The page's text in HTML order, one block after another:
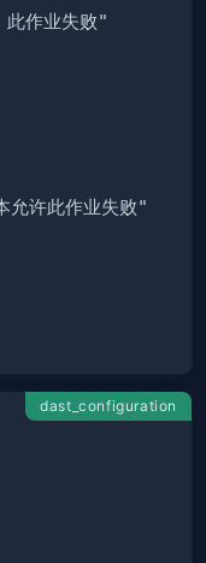
dast_configuration